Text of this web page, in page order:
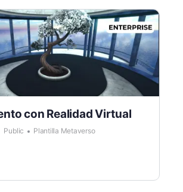
con Realidad Virtual
Public Plantilla Metaverso